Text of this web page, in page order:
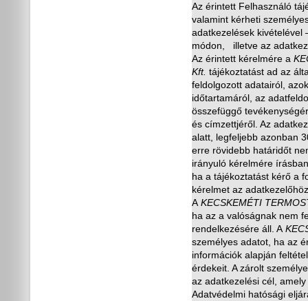
Az érintett Felhasználó
valamint kérheti
adatkezelések kivételével
módon, illetve az
Az érintett kérelmére a
Kft. tájékoztatást ad az
feldolgozott adatairól,
időtartamáról, az
összefüggő tevékenységér
és címzettjéről. Az
alatt, legfeljebb azonban
erre rövidebb határidőt
irányuló kérelmére
ha a tájékoztatást kérő a
kérelmet az adatkezelő
A KECSKEMÉTI
ha az a valóságnak nem
rendelkezésére áll. A
személyes adatot, ha az
információk alapján
érdekeit. A zárolt
az adatkezelési cél,
Adatvédelmi hatósági